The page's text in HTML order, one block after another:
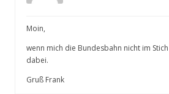
Moin,
wenn mich die Bundesbahn nicht im
dabei.
Gruß Frank